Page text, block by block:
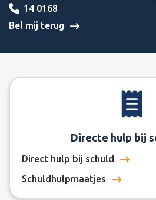
14 0168
Bel mij terug
Directe hulp bij
Direct hulp bij schuld
Schuldhulpmaatjes